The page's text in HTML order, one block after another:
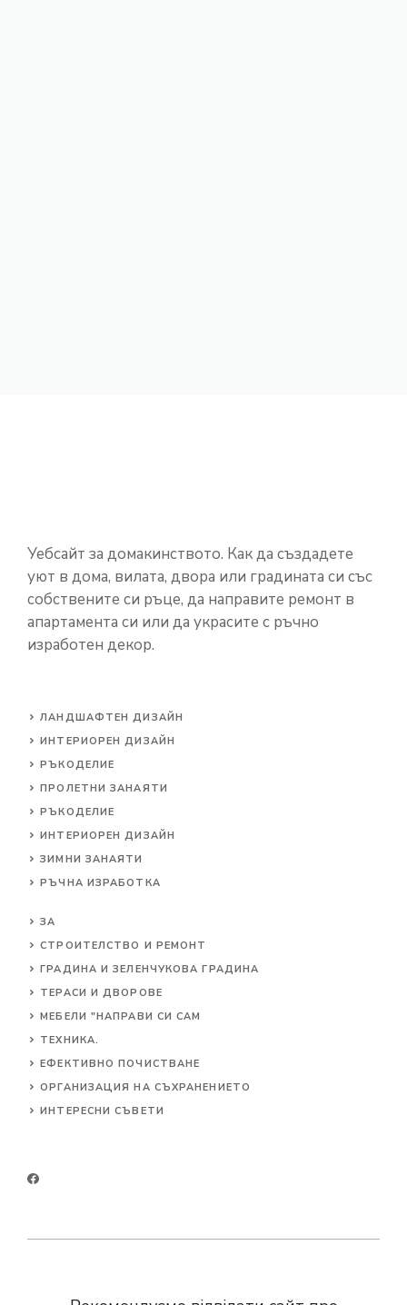
Уебсайт за домакинството. Как да създадете
уют в дома, вилата, двора или градината си със
собствените си ръце, да направите ремонт в
апартамента си или да украсите с ръчно
изработен декор.
ЛАНДШАФТЕН ДИЗАЙН
ИНТЕРИОРЕН ДИЗАЙН
РЪКОДЕЛИЕ
ПРОЛЕТНИ ЗАНАЯТИ
РЪКОДЕЛИЕ
ИНТЕРИОРЕН ДИЗАЙН
ЗИМНИ ЗАНАЯТИ
РЪЧНА ИЗРАБОТКА
ЗА
СТРОИТЕЛСТВО И РЕМОНТ
ГРАДИНА И ЗЕЛЕНЧУКОВА ГРАДИНА
ТЕРАСИ И ДВОРОВЕ
МЕБЕЛИ "НАПРАВИ СИ САМ
ТЕХНИКА.
ЕФЕКТИВНО ПОЧИСТВАНЕ
ОРГАНИЗАЦИЯ НА СЪХРАНЕНИЕТО
ИНТЕРЕСНИ СЪВЕТИ